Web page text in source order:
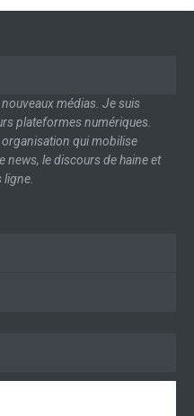
médias. Je suis
plateformes numériques.
qui mobilise
news, le discours de haine et
ligne.